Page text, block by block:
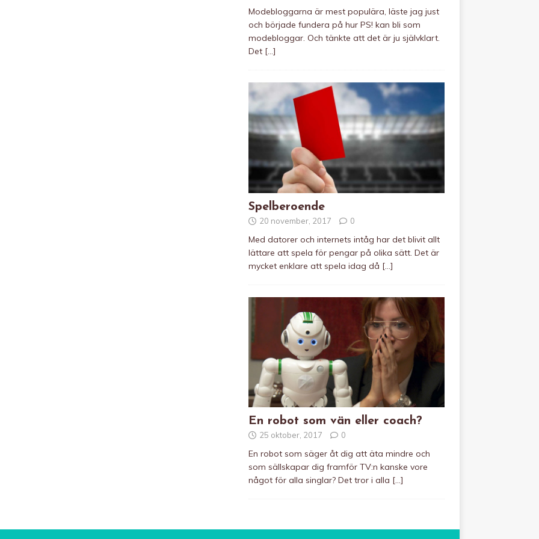
Modebloggarna är mest populära, läste jag just
och började fundera på hur PS! kan bli som
modebloggar. Och tänkte att det är ju självklart.
Det […]
Spelberoende
20 november, 2017 0
Med datorer och internets intåg har det blivit allt
lättare att spela för pengar på olika sätt. Det är
mycket enklare att spela idag då […]
En robot som vän eller coach?
25 oktober, 2017 0
En robot som säger åt dig att äta mindre och
som sällskapar dig framför TV:n kanske vore
något för alla singlar? Det tror i alla […]